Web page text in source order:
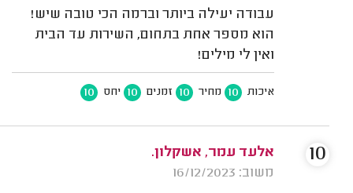
עבודה יעילה ביותר וברמה הכי טובה שיש!
הוא מספר אחת בתחום, השירות עד הבית
ואין לי מילים!
איכות 10 מחיר 10 זמנים 10 יחס 10
אלעד עמר, אשקלון.
משוב: 16/12/2023
10